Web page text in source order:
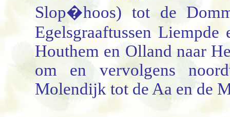
Slop�hoos) tot de
Egelsgraaftussen Liempde
Houthem en Olland naar
om en vervolgens
Molendijk tot de Aa en de